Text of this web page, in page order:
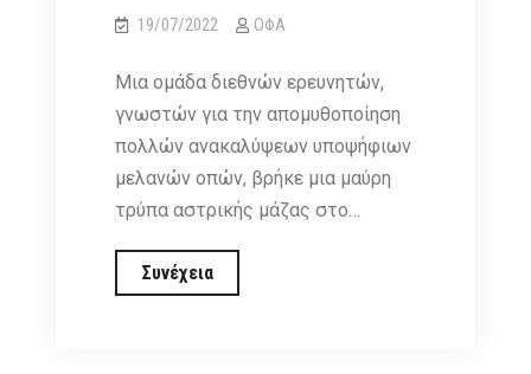
19/07/2022 ΟΦΑ
Μια ομάδα διεθνών ερευνητών,
γνωστών για την απομυθοποίηση
πολλών ανακαλύψεων υποψήφιων
μελανών οπών, βρήκε μια μαύρη
τρύπα αστρικής μάζας στο…
ΣυνέχειαΗ